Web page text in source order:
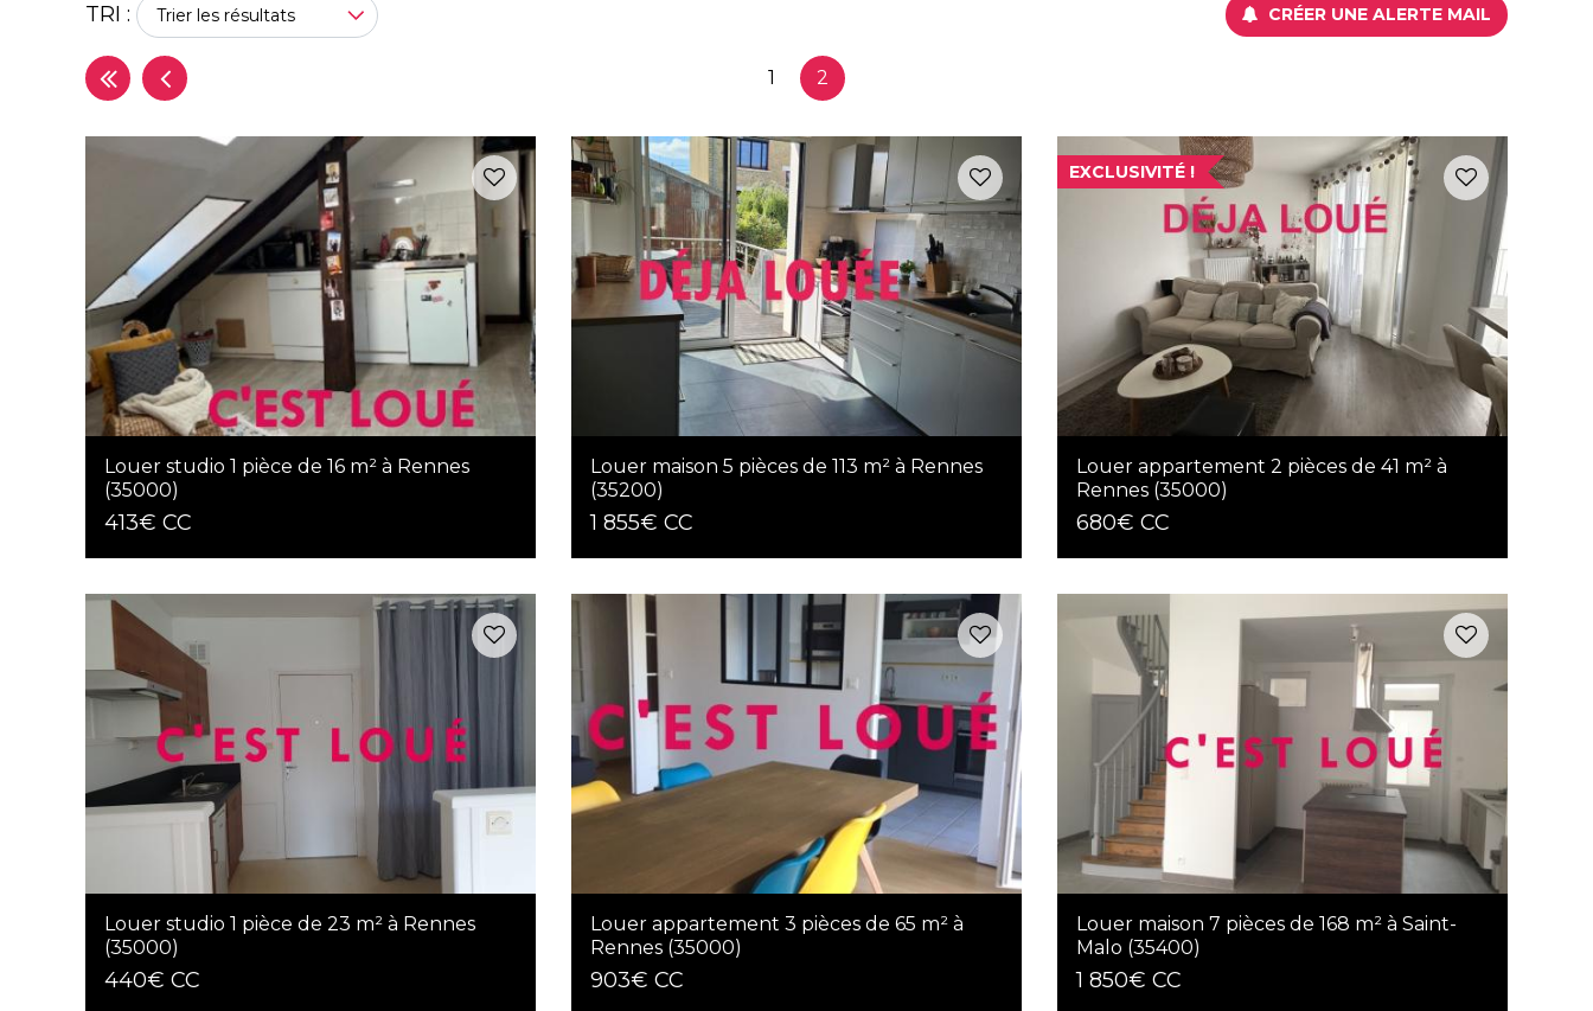
TRI : Trier les résultats CRÉER UNE ALERTE MAIL
PAGES 1 2
Louer studio 1 pièce de 16 m² à Rennes
(35000)
413€ CC
Louer maison 5 pièces de 113 m² à Rennes
(35200)
1 855€ CC
EXCLUSIVITÉ !
Louer appartement 2 pièces de 41 m² à
Rennes (35000)
680€ CC
Louer studio 1 pièce de 23 m² à Rennes
(35000)
440€ CC
Louer appartement 3 pièces de 65 m² à
Rennes (35000)
903€ CC
Louer maison 7 pièces de 168 m² à Saint-
Malo (35400)
1 850€ CC